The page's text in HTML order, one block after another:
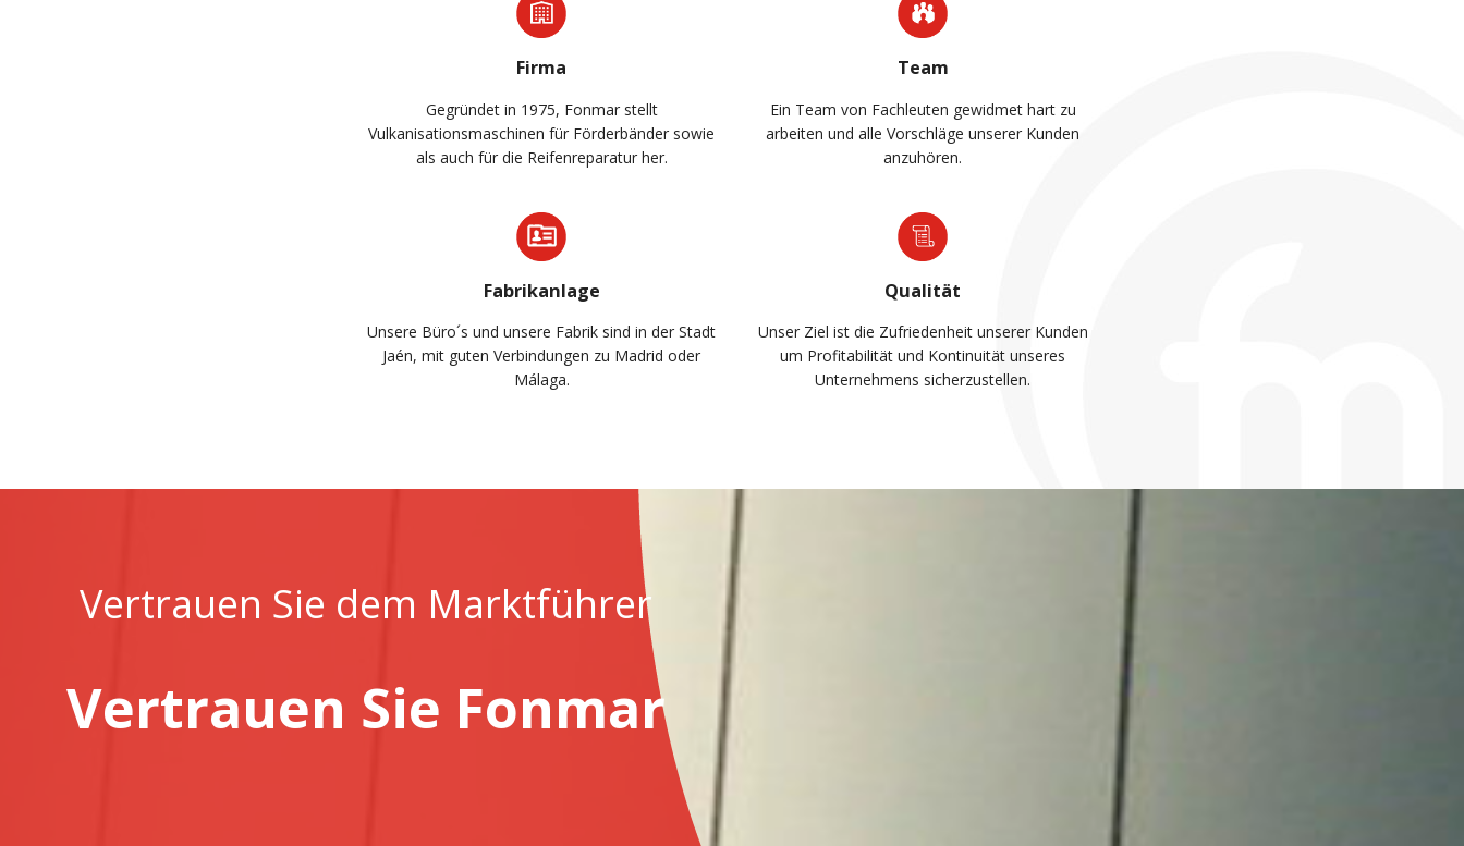
Firma
Gegründet in 1975, Fonmar stellt
Vulkanisationsmaschinen für Förderbänder sowie
als auch für die Reifenreparatur her.
Team
Ein Team von Fachleuten gewidmet hart zu
arbeiten und alle Vorschläge unserer Kunden
anzuhören.
Fabrikanlage
Unsere Büro´s und unsere Fabrik sind in der Stadt
Jaén, mit guten Verbindungen zu Madrid oder
Málaga.
Qualität
Unser Ziel ist die Zufriedenheit unserer Kunden
um Profitabilität und Kontinuität unseres
Unternehmens sicherzustellen.
Vertrauen Sie dem Marktführer
Vertrauen Sie Fonmar